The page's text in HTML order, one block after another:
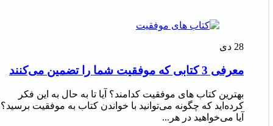
28 دی
معرفی 3 کتابی که موفقیت شما را تضمین می‌کنند
بهترین کتاب های موفقیت کدامند؟ آیا تا به حال به این فکر
کرده‌اید که چگونه می‌توانید با خواندن کتاب به موفقیت برسید؟
آیا می‌خواهید در هر...